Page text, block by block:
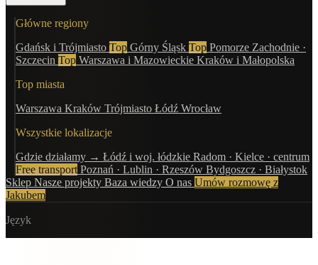
Główne regiony
Gdańsk i Trójmiasto Top Górny Śląsk Top Pomorze Zachodnie ·
Szczecin Top Warszawa i Mazowieckie Kraków i Małopolska
Top miasta
Warszawa Kraków Trójmiasto Łódź Wrocław
Wszystkie lokalizacje
Gdzie działamy → Łódź i woj. łódzkie Radom · Kielce · centrum
Free transport Poznań · Lublin · Rzeszów Bydgoszcz · Białystok
Sklep Nasze projekty Baza wiedzy O nas Umów rozmowę z
Jakubem
Język